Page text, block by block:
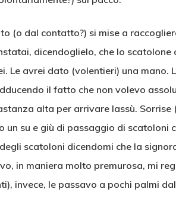
(o dal contatto?) si mise a
dicendoglielo, che lo
Le avrei dato (volentieri) una mano.
il fatto che non volevo
alta per arrivare lassù. Sorrise
un su e giù di passaggio di scatoloni
scatoloni dicendomi che la
in maniera molto premurosa, mi
invece, le passavo a pochi palmi